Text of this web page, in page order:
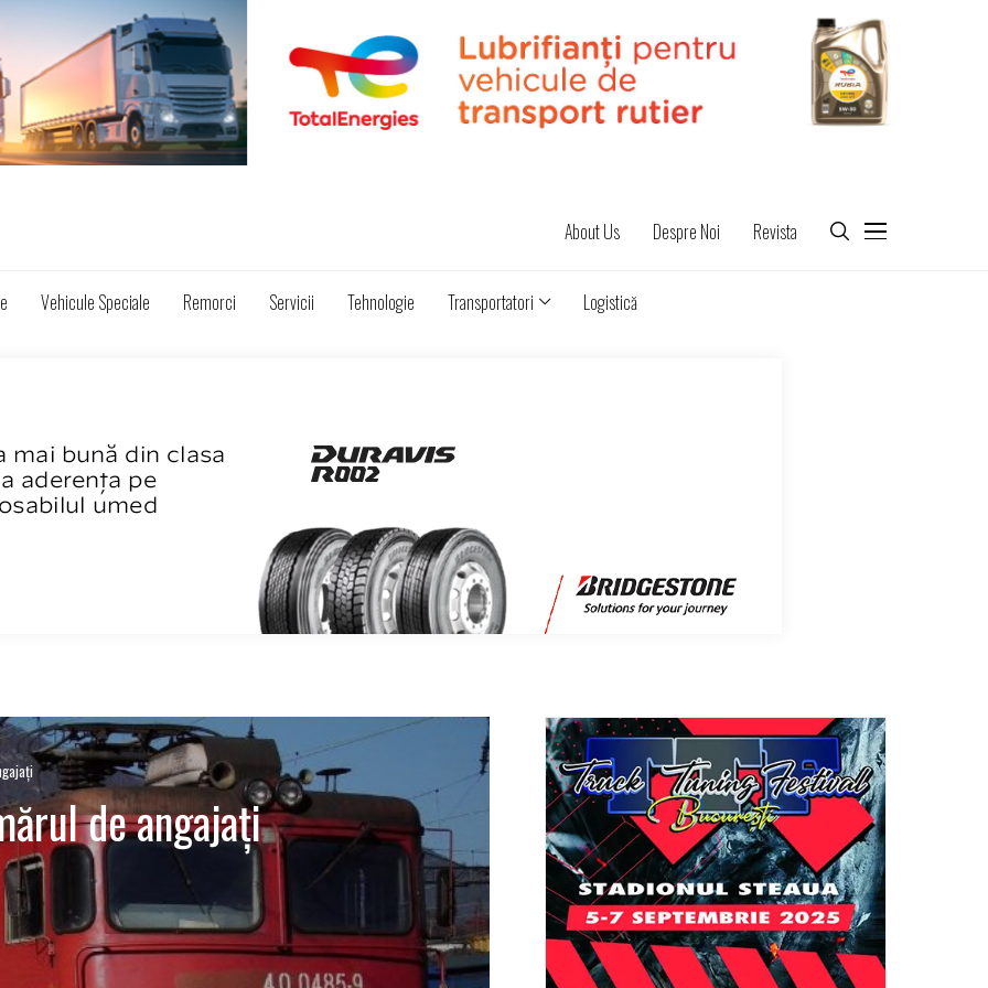
About Us Despre Noi Revista
Vehicule Speciale Remorci Servicii Tehnologie Transportatori Logistică
de angajați